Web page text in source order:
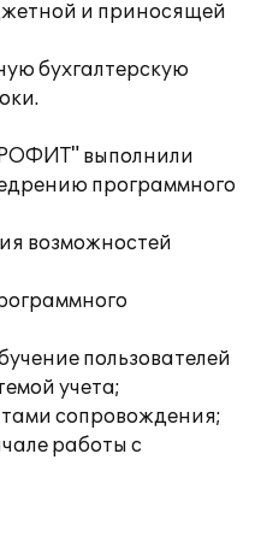
и приносящей
бухгалтерскую
выполнили
программного
возможностей
пользователей
учета;
сопровождения;
работы с